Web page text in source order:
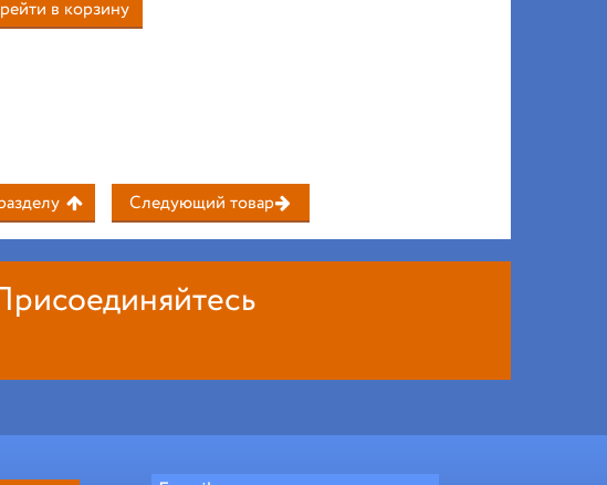
в корзину
Следующий товар